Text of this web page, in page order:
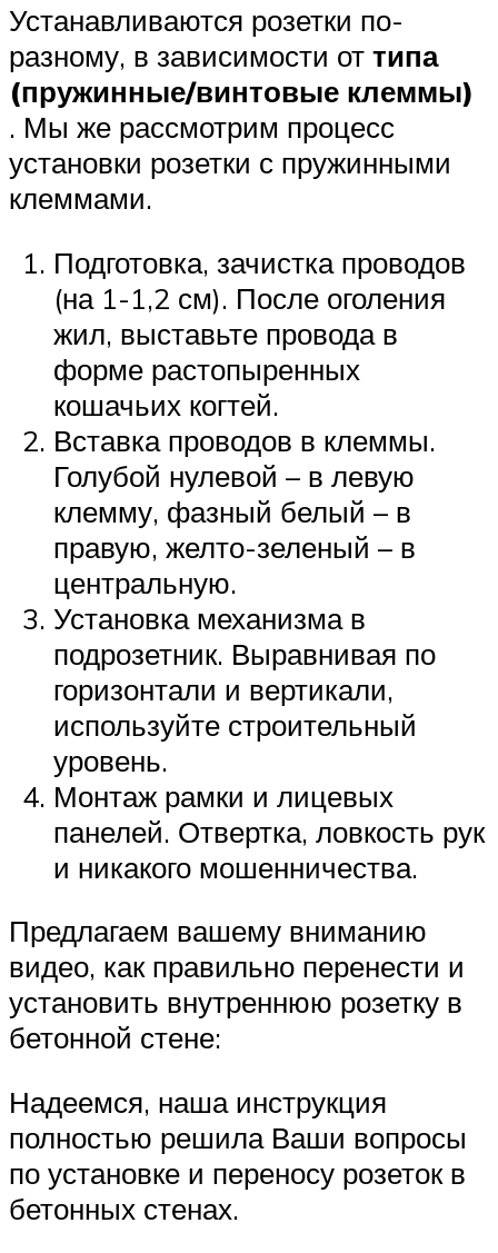
Устанавливаются розетки по-
разному, в зависимости от типа
(пружинные/винтовые клеммы)
. Мы же рассмотрим процесс
установки розетки с пружинными
клеммами.
Подготовка, зачистка проводов
(на 1-1,2 см). После оголения
жил, выставьте провода в
форме растопыренных
кошачьих когтей.
Вставка проводов в клеммы.
Голубой нулевой – в левую
клемму, фазный белый – в
правую, желто-зеленый – в
центральную.
Установка механизма в
подрозетник. Выравнивая по
горизонтали и вертикали,
используйте строительный
уровень.
Монтаж рамки и лицевых
панелей. Отвертка, ловкость рук
и никакого мошенничества.
Предлагаем вашему вниманию
видео, как правильно перенести и
установить внутреннюю розетку в
бетонной стене:
Надеемся, наша инструкция
полностью решила Ваши вопросы
по установке и переносу розеток в
бетонных стенах.